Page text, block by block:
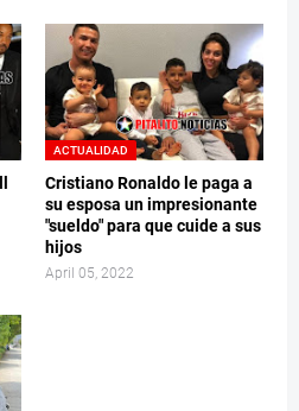
ACTUALIDAD
Cristiano Ronaldo le paga a
su esposa un impresionante
"sueldo" para que cuide a sus
hijos
April 05, 2022